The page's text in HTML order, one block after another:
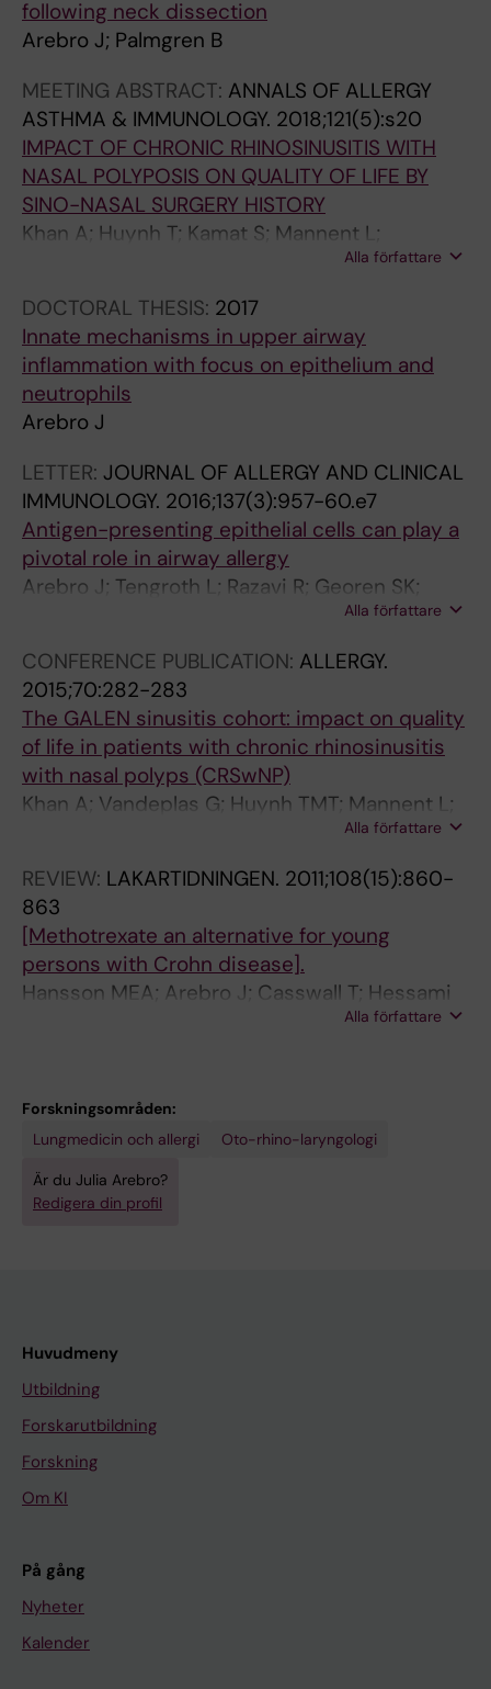
following neck dissection
Arebro J; Palmgren B
MEETING ABSTRACT: ANNALS OF ALLERGY
ASTHMA & IMMUNOLOGY. 2018;121(5):s20
IMPACT OF CHRONIC RHINOSINUSITIS WITH
NASAL POLYPOSIS ON QUALITY OF LIFE BY
SINO-NASAL SURGERY HISTORY
Khan A; Huynh T; Kamat S; Mannent L;
Tomassen P; Van Zele T; Cardell L; Arebro J;
Olszewska-Ziaber A; Fokkens W; van Drunen
C; Mullol J; Alobid I; Hellings P; Hox V; Toskala
E; Scadding G; Lund V; Bachert C
Alla författare
DOCTORAL THESIS: 2017
Innate mechanisms in upper airway
inflammation with focus on epithelium and
neutrophils
Arebro J
LETTER: JOURNAL OF ALLERGY AND CLINICAL
IMMUNOLOGY. 2016;137(3):957-60.e7
Antigen-presenting epithelial cells can play a
pivotal role in airway allergy
Arebro J; Tengroth L; Razavi R; Georen SK;
Alla författare
CONFERENCE PUBLICATION: ALLERGY.
2015;70:282-283
The GALEN sinusitis cohort: impact on quality
of life in patients with chronic rhinosinusitis
with nasal polyps (CRSwNP)
Khan A; Vandeplas G; Huynh TMT; Mannent L;
Tomassen P; van Zele T; Cardell L-O; Arebro J;
Olze H; Foerster U; Kowalski ML; Olszewska-
Ziazber A; Fokkens U; van Drunen C; Mullol J;
Alobid I; Hellings P; Hox V; Toskala E; Scadding
G; Lund V; Bachert C
Alla författare
REVIEW: LAKARTIDNINGEN. 2011;108(15):860-
863
[Methotrexate an alternative for young
persons with Crohn disease].
Hansson MEA; Arebro J; Casswall T; Hessami
Alla författare
Forskningsområden:
Lungmedicin och allergi
Oto-rhino-laryngologi
Är du Julia Arebro?
Redigera din profil
Huvudmeny
Utbildning
Forskarutbildning
Forskning
Om KI
På gång
Nyheter
Kalender